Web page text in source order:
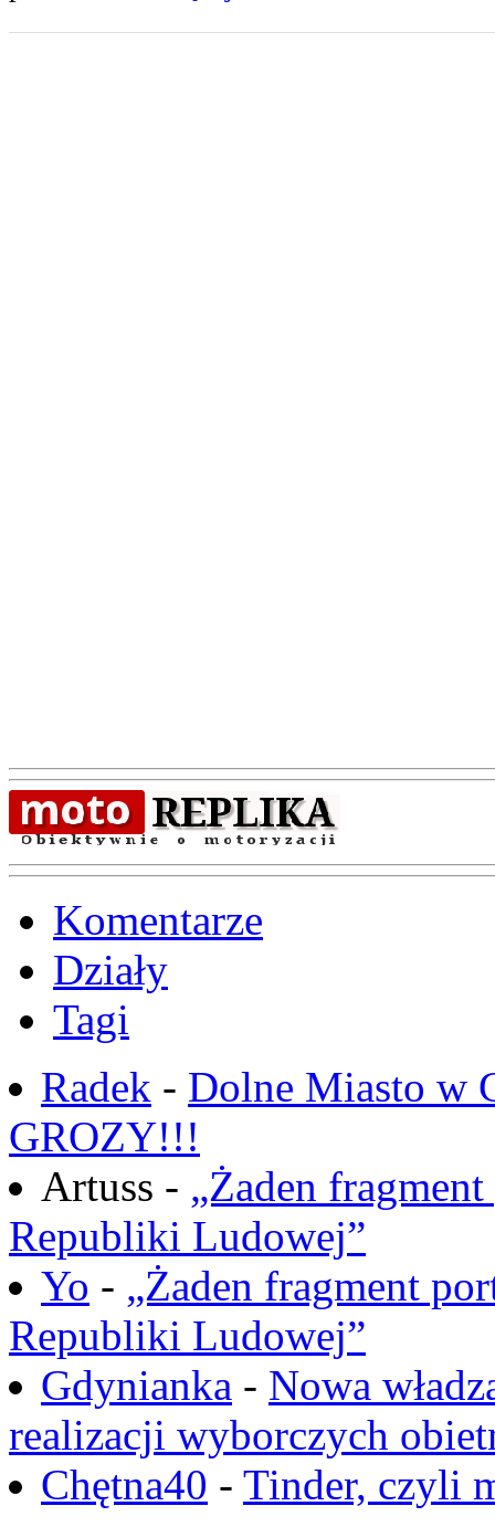
Komentarze
Działy
Tagi
Radek - Dolne Miasto w
GROZY!!!
Artuss - „Żaden
Republiki Ludowej”
Yo - „Żaden fragment
Republiki Ludowej”
Gdynianka - Nowa
realizacji wyborczych
Chętna40 - Tinder, czyli